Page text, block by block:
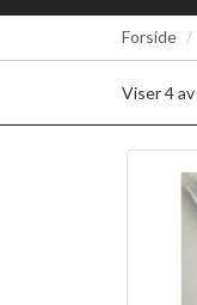
Forside
Viser4av